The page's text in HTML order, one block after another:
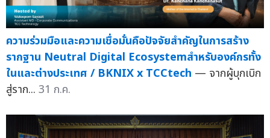
ความร่วมมือและความเชื่อมั่นคือปัจจัยสำคัญในการสร้าง
รากฐาน Neutral Digital Ecosystemสำหรับองค์กรทั้ง
ในและต่างประเทศ / BKNIX x TCCtech — จากผู้บุกเบิก
สู่ราก... 31 ก.ค.